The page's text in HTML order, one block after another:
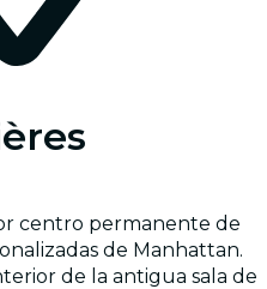
centro permanente de
de Manhattan.
de la antigua sala de